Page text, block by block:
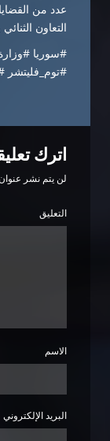
عدد من
التعاون
#سوريا
#توم_فليتشر
اترك
لن يتم نشر
التعليق
الاسم
البريد الإلكتروني